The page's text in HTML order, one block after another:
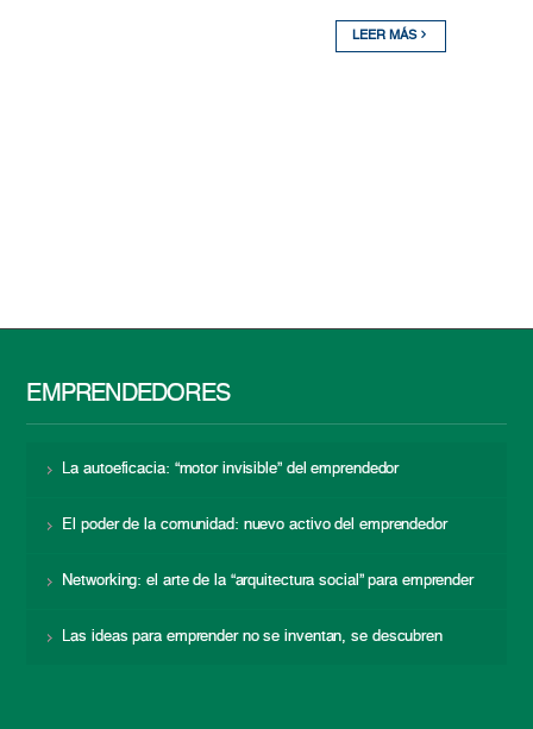
LEER MÁS
EMPRENDEDORES
La autoeficacia: “motor invisible” del emprendedor
El poder de la comunidad: nuevo activo del emprendedor
Networking: el arte de la “arquitectura social” para emprender
Las ideas para emprender no se inventan, se descubren